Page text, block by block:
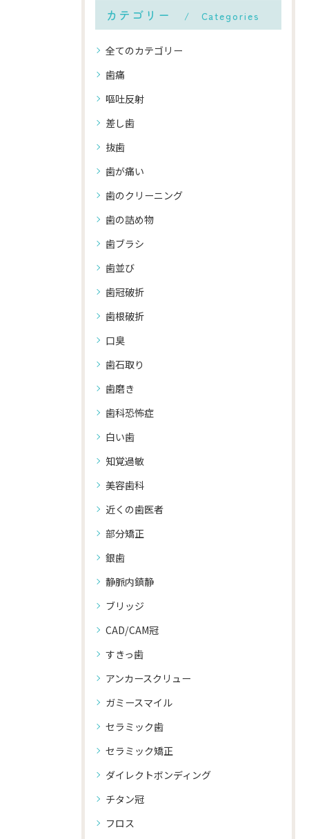
カテゴリー Categories
全てのカテゴリー
歯痛
嘔吐反射
差し歯
抜歯
歯が痛い
歯のクリーニング
歯の詰め物
歯ブラシ
歯並び
歯冠破折
歯根破折
口臭
歯石取り
歯磨き
歯科恐怖症
白い歯
知覚過敏
美容歯科
近くの歯医者
部分矯正
銀歯
静脈内鎮静
ブリッジ
CAD/CAM冠
すきっ歯
アンカースクリュー
ガミースマイル
セラミック歯
セラミック矯正
ダイレクトボンディング
チタン冠
フロス